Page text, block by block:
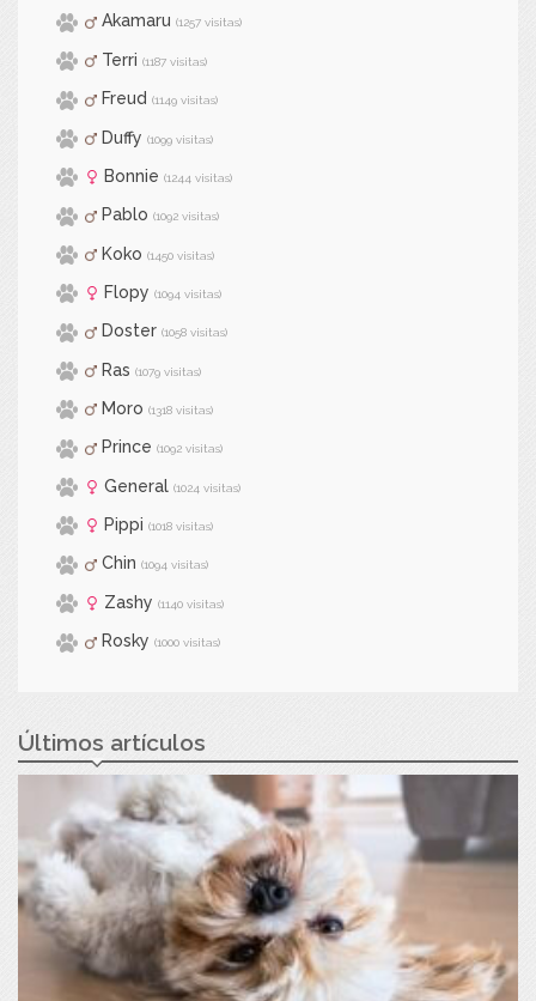
Akamaru (1257 visitas)
Terri (1187 visitas)
Freud (1149 visitas)
Duffy (1099 visitas)
Bonnie (1244 visitas)
Pablo (1092 visitas)
Koko (1450 visitas)
Flopy (1094 visitas)
Doster (1058 visitas)
Ras (1079 visitas)
Moro (1318 visitas)
Prince (1092 visitas)
General (1024 visitas)
Pippi (1018 visitas)
Chin (1094 visitas)
Zashy (1140 visitas)
Rosky (1000 visitas)
Últimos artículos